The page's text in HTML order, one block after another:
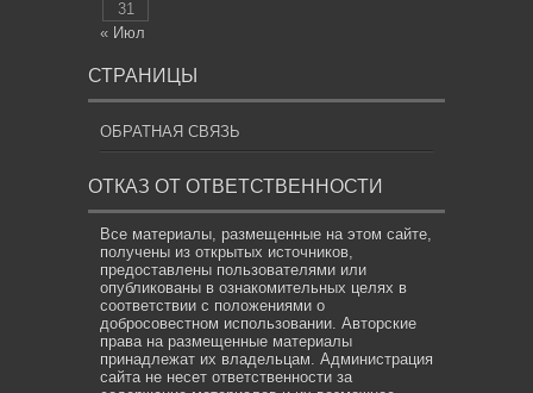
31
« Июл
СТРАНИЦЫ
ОБРАТНАЯ СВЯЗЬ
ОТКАЗ ОТ ОТВЕТСТВЕННОСТИ
Все материалы, размещенные на этом сайте,
получены из открытых источников,
предоставлены пользователями или
опубликованы в ознакомительных целях в
соответствии с положениями о
добросовестном использовании. Авторские
права на размещенные материалы
принадлежат их владельцам. Администрация
сайта не несет ответственности за